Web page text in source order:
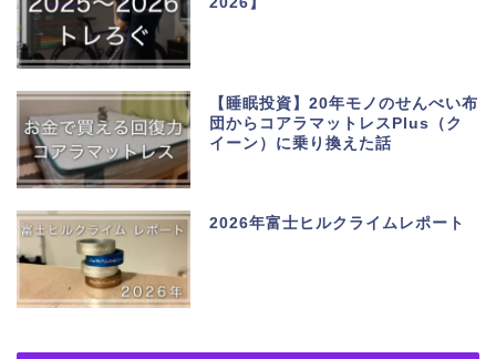
【睡眠投資】20年モノのせんべい布
団からコアラマットレスPlus（ク
イーン）に乗り換えた話
2026年富士ヒルクライムレポート